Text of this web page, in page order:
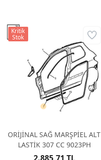
ORİJİNAL SAĞ MARŞPİEL ALT
LASTİK 307 CC 9023PH
Kritik
Stok